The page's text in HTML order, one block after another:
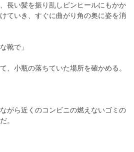
長い髪を振り乱しピンヒールにもかか
ていき、すぐに曲がり角の奥に姿を消
靴で」
、小瓶の落ちていた場所を確かめる。
がら近くのコンビニの燃えないゴミの
。